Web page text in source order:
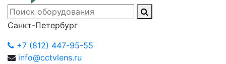
Санкт-Петербург
+7 (812) 447-95-55
info@cctvlens.ru